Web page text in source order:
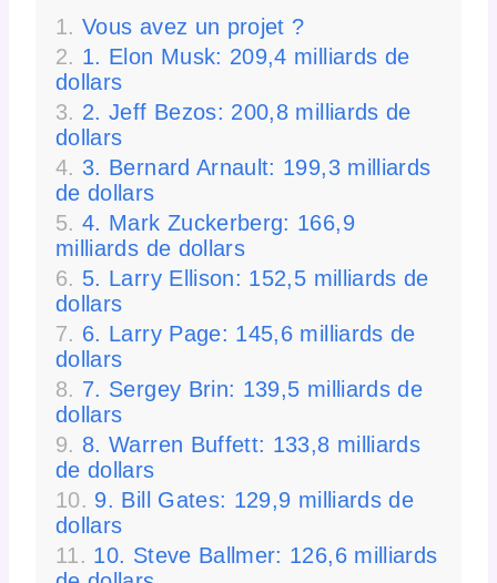
Vous avez un projet ?
1. Elon Musk: 209,4 milliards de
dollars
2. Jeff Bezos: 200,8 milliards de
dollars
3. Bernard Arnault: 199,3 milliards
de dollars
4. Mark Zuckerberg: 166,9
milliards de dollars
5. Larry Ellison: 152,5 milliards de
dollars
6. Larry Page: 145,6 milliards de
dollars
7. Sergey Brin: 139,5 milliards de
dollars
8. Warren Buffett: 133,8 milliards
de dollars
9. Bill Gates: 129,9 milliards de
dollars
10. Steve Ballmer: 126,6 milliards